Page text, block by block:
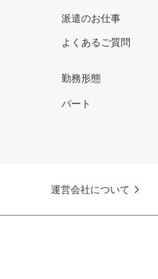
派遣のお仕事
よくあるご質問
勤務形態
パート
運営会社について